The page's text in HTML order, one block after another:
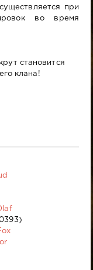
при
во время
становится
клана!